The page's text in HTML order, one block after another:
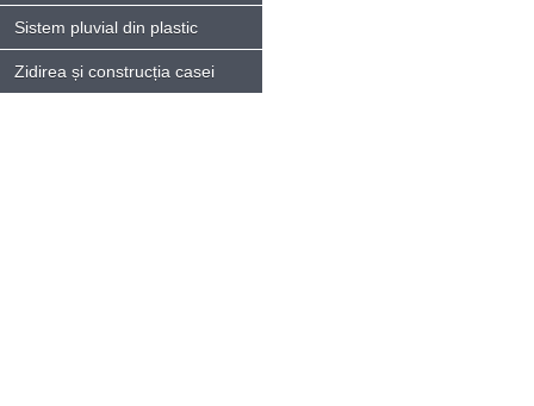
Sistem pluvial din plastic
Zidirea și construcția casei